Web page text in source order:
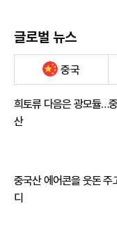
글로벌 뉴스
중국
희토류 다음은 광모듈…
산
중국산 에어콘을 웃돈 주
디